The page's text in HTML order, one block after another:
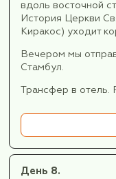
Далее мы
крепость
Посетим
сирийский
(Самуилом) и
плато Тур-
Мидьята.